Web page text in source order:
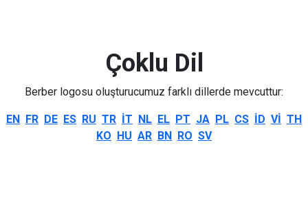
Çoklu Dil
Berber logosu oluşturucumuz farklı dillerde mevcuttur:
EN FR DE ES RU TR IT NL EL PT JA PL CS ID VI TH
KO HU AR BN RO SV